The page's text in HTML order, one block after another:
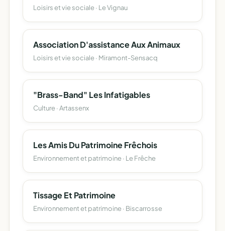
Loisirs et vie sociale · Le Vignau
Association D'assistance Aux Animaux
Loisirs et vie sociale · Miramont-Sensacq
"Brass-Band" Les Infatigables
Culture · Artassenx
Les Amis Du Patrimoine Frêchois
Environnement et patrimoine · Le Frêche
Tissage Et Patrimoine
Environnement et patrimoine · Biscarrosse